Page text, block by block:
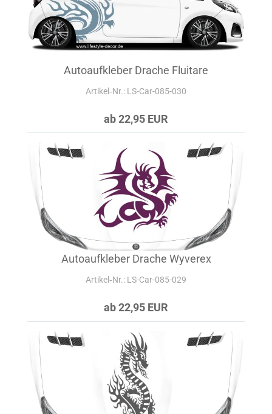
Autoaufkleber Drache Fluitare
Artikel‑Nr.: LS-Car-085-030
ab 22,95 EUR
Autoaufkleber Drache Wyverex
Artikel‑Nr.: LS-Car-085-029
ab 22,95 EUR